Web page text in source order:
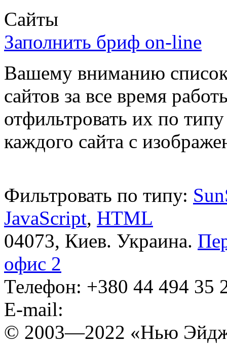
Сайты
Заполнить бриф on-line
Вашему вниманию
сайтов за все время
отфильтровать их по
каждого сайта с
Фильтровать по типу:
JavaScript, HTML
04073, Киев. Украина.
офис 2
Телефон: +380 44 ‎494 35
E-mail:
© 2003—2022 «Нью